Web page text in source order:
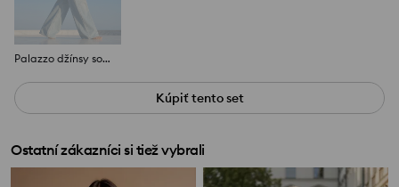
Palazzo džínsy so super vysokým pásom
Kúpiť tento set
Ostatní zákazníci si tiež vybrali